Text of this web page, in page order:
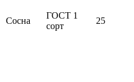
Cосна
ГОСТ 1
сорт
25